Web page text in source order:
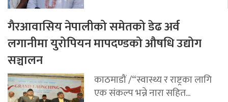
गैरआवासिय नेपालीको समेतको डेढ अर्व
लगानीमा युरोपियन मापदण्डको औषधि उद्योग
सञ्चालन
काठमाडौं /“स्वास्थ्य र राष्ट्रका लागि
एक संकल्प भन्ने नारा सहित...